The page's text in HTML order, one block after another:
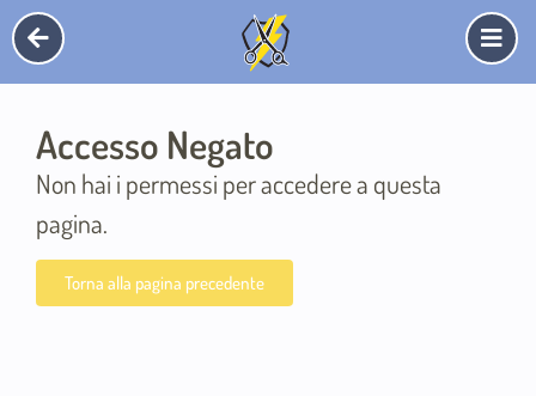
Accesso Negato
Non hai i permessi per accedere a questa
pagina.
Torna alla pagina precedente